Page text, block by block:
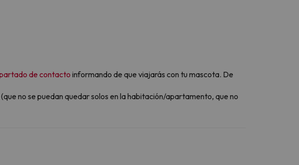
de contacto informando de que viajarás con tu mascota. De
no se puedan quedar solos en la habitación/apartamento, que no